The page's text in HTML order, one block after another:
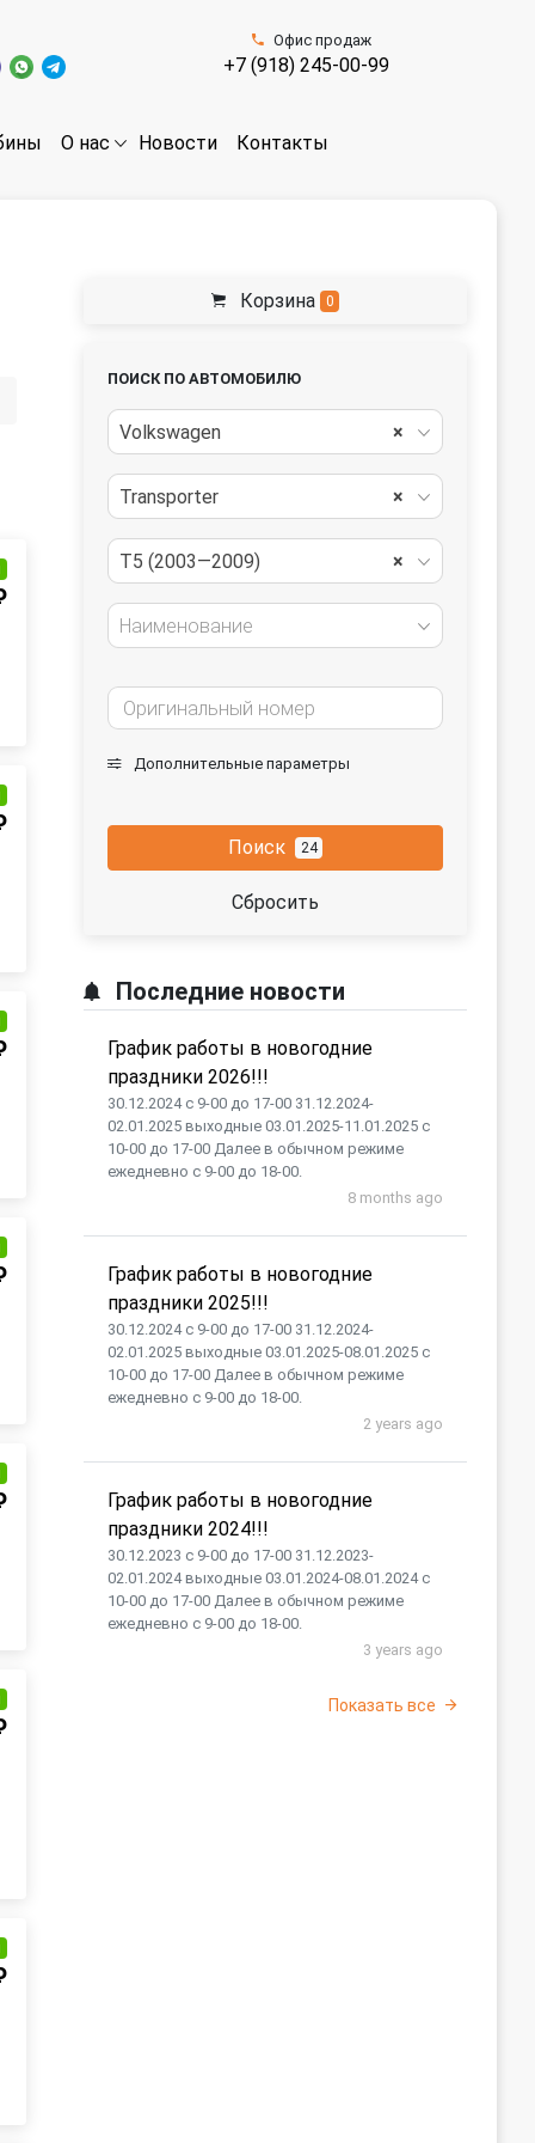
Офис продаж
+7 (918) 245-00-99
О нас Новости Контакты
Корзина 0
ПОИСК ПО АВТОМОБИЛЮ
×
Volkswagen
×
Transporter
×
T5 (2003—2009)
Наименование
Дополнительные параметры
Поиск 24
Сбросить
Последние новости
График работы в новогодние
праздники 2026!!!
30.12.2024 с 9-00 до 17-00 31.12.2024-
02.01.2025 выходные 03.01.2025-11.01.2025 с
10-00 до 17-00 Далее в обычном режиме
ежедневно с 9-00 до 18-00.
8 months ago
График работы в новогодние
праздники 2025!!!
30.12.2024 с 9-00 до 17-00 31.12.2024-
02.01.2025 выходные 03.01.2025-08.01.2025 с
10-00 до 17-00 Далее в обычном режиме
ежедневно с 9-00 до 18-00.
2 years ago
График работы в новогодние
праздники 2024!!!
30.12.2023 с 9-00 до 17-00 31.12.2023-
02.01.2024 выходные 03.01.2024-08.01.2024 с
10-00 до 17-00 Далее в обычном режиме
ежедневно с 9-00 до 18-00.
3 years ago
Показать все